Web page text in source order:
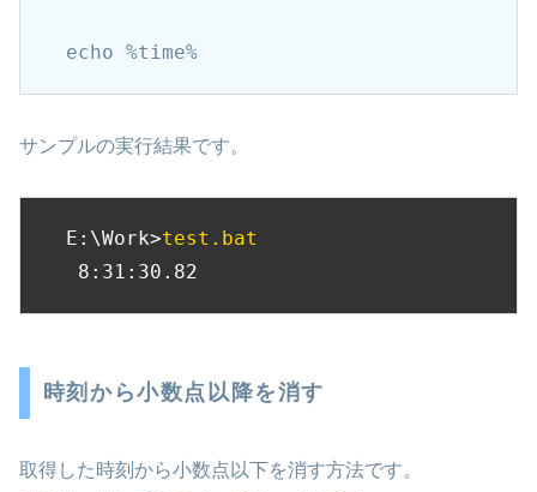
echo %time%
サンプルの実行結果です。
E:\Work>test.bat
8:31:30.82
時刻から小数点以降を消す
取得した時刻から小数点以下を消す方法です。